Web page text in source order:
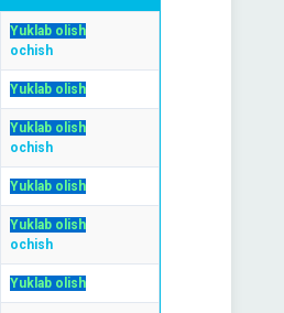
Yuklab olish
ochish
Yuklab olish
Yuklab olish
ochish
Yuklab olish
Yuklab olish
ochish
Yuklab olish